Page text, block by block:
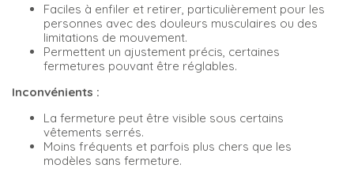
Faciles à enfiler et retirer, particulièrement pour les
personnes avec des douleurs musculaires ou des
limitations de mouvement.
Permettent un ajustement précis, certaines
fermetures pouvant être réglables.
Inconvénients :
La fermeture peut être visible sous certains
vêtements serrés.
Moins fréquents et parfois plus chers que les
modèles sans fermeture.